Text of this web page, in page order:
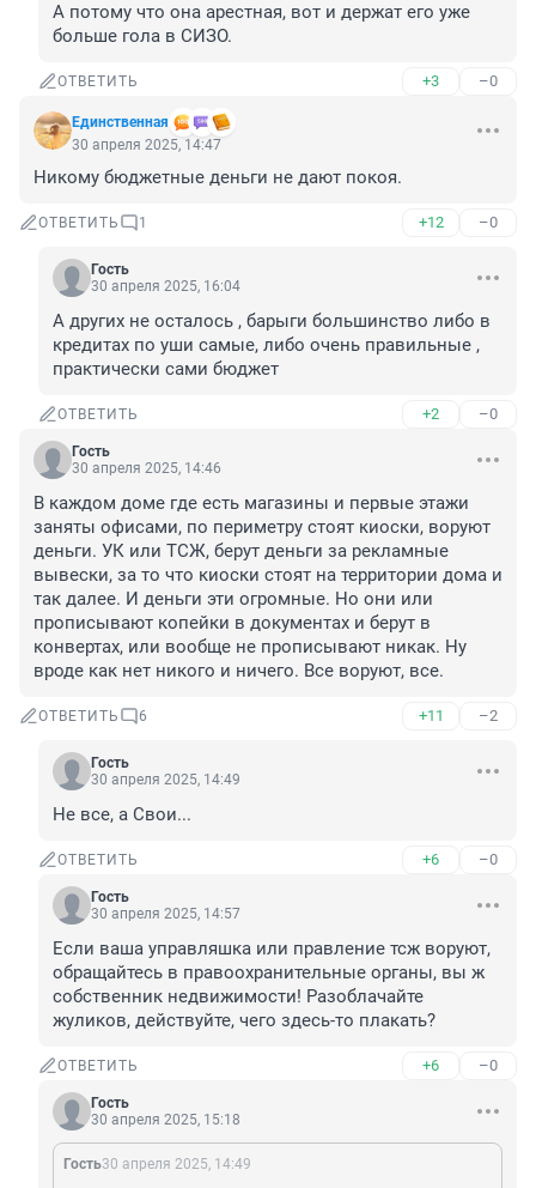
А потому что она арестная, вот и держат его уже
больше гола в СИЗО.
ОТВЕТИТЬ +3 –0
Единственная
30 апреля 2025, 14:47
Никому бюджетные деньги не дают покоя.
ОТВЕТИТЬ 1 +12 –0
Гость
30 апреля 2025, 16:04
А других не осталось , барыги большинство либо в
кредитах по уши самые, либо очень правильные ,
практически сами бюджет
ОТВЕТИТЬ +2 –0
Гость
30 апреля 2025, 14:46
В каждом доме где есть магазины и первые этажи
заняты офисами, по периметру стоят киоски, воруют
деньги. УК или ТСЖ, берут деньги за рекламные
вывески, за то что киоски стоят на территории дома и
так далее. И деньги эти огромные. Но они или
прописывают копейки в документах и берут в
конвертах, или вообще не прописывают никак. Ну
вроде как нет никого и ничего. Все воруют, все.
ОТВЕТИТЬ 6 +11 –2
Гость
30 апреля 2025, 14:49
Не все, а Свои...
ОТВЕТИТЬ +6 –0
Гость
30 апреля 2025, 14:57
Если ваша управляшка или правление тсж воруют,
обращайтесь в правоохранительные органы, вы ж
собственник недвижимости! Разоблачайте
жуликов, действуйте, чего здесь-то плакать?
ОТВЕТИТЬ +6 –0
Гость
30 апреля 2025, 15:18
Гость30 апреля 2025, 14:49